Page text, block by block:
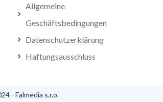
Allgemeine
Geschäftsbedingungen
Datenschutzerklärung
Haftungsausschluss
- Falmedia s.r.o.